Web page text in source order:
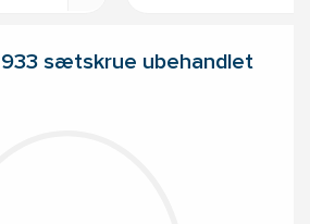
933 sætskrue ubehandlet